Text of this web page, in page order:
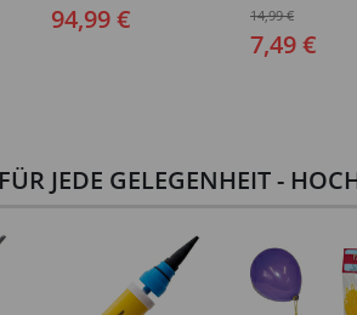
Ausführungen
94,99 €
Paletten -
Ausführungen
14,99 €
7,49 €
JEDE GELEGENHEIT -